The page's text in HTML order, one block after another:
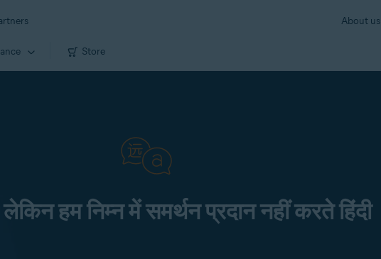
About us
Store
हम निम्न में समर्थन प्रदान नहीं करते हिंदी